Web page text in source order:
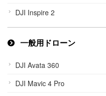
DJI Inspire 2
一般用ドローン
DJI Avata 360
DJI Mavic 4 Pro